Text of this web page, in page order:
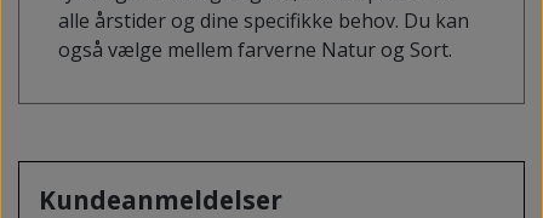
alle årstider og dine specifikke behov. Du kan
også vælge mellem farverne Natur og Sort.
Kundeanmeldelser